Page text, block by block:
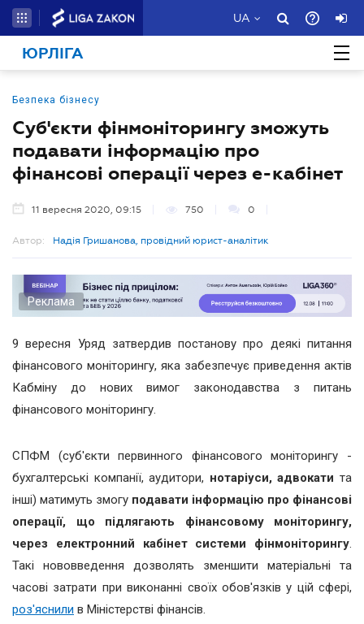
UA
ЮРЛІГА
Безпека бізнесу
Суб'єкти фінмоніторингу зможуть
подавати інформацію про
фінансові операції через е-кабінет
11 вересня 2020, 09:15 750 0
Автор: Надія Гришанова, провідний юрист-аналітик
Реклама
9 вересня Уряд затвердив постанову про деякі питання
фінансового моніторингу, яка забезпечує приведення актів
Кабміну до нових вимог законодавства з питань
фінансового моніторингу.
СПФМ (суб'єкти первинного фінансового моніторингу -
бухгалтерські компанії, аудитори, нотаріуси, адвокати та
інші) матимуть змогу подавати інформацію про фінансові
операції, що підлягають фінансовому моніторингу,
через електронний кабінет системи фінмоніторингу.
Такі нововведення дозволять зменшити матеріальні та
часові затрати при виконанні своїх обов'язків у цій сфері,
роз'яснили в Міністерстві фінансів.